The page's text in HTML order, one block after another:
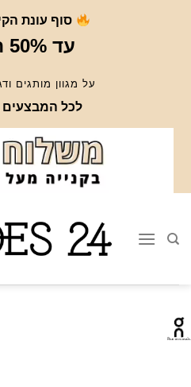
סוף עונת
עד 50% הנחה
על מגוון מותגים
לכל